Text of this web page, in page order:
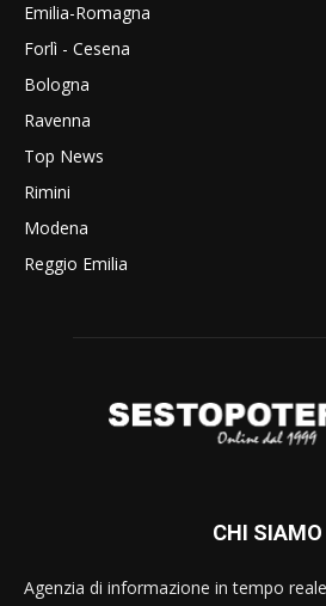
Emilia-Romagna
Forlì - Cesena
Bologna
Ravenna
Top News
Rimini
Modena
Reggio Emilia
CHI SIAMO
Agenzia di informazione in tempo